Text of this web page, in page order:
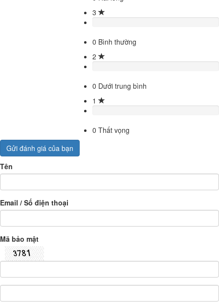
3
0 Bình thường
2
0 Dưới trung bình
1
0 Thất vọng
Gửi đánh giá của bạn
Tên
Email / Số điện thoại
Mã bảo mật